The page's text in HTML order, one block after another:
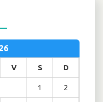
V S D
1 2